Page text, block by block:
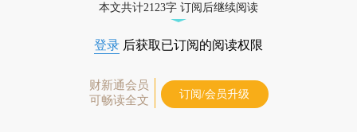
本文共计2123字 订阅后继续阅读
登录 后获取已订阅的阅读权限
财新通会员
可畅读全文
订阅/会员升级